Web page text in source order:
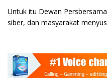
Untuk itu Dewan
siber, dan masyarakat